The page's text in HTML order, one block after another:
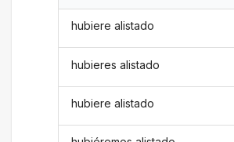
hubiere alistado
hubieres alistado
hubiere alistado